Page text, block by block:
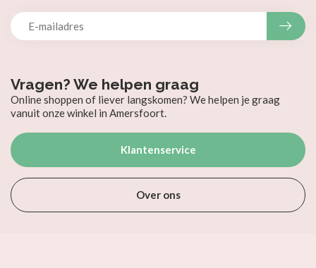
Vragen? We helpen graag
Online shoppen of liever langskomen? We helpen je graag
vanuit onze winkel in Amersfoort.
Klantenservice
Over ons